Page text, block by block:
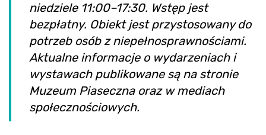
niedziele 11:00–17:30. Wstęp jest
bezpłatny. Obiekt jest przystosowany do
potrzeb osób z niepełnosprawnościami.
Aktualne informacje o wydarzeniach i
wystawach publikowane są na stronie
Muzeum Piaseczna oraz w mediach
społecznościowych.